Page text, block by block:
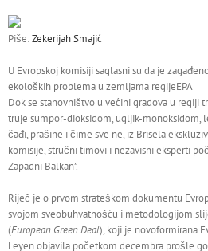
Piše:Zekerijah Smajić
U Evropskoj komisiji saglasni su da je
ekoloških problema u zemljama regijeEPA
Dok se stanovništvo u većini gradova u regiji
truje sumpor-dioksidom, ugljik-monoksidom,
čađi, prašine i čime sve ne, iz Brisela
komisije, stručni timovi i nezavisni eksperti
Zapadni Balkan”.
Riječ je o prvom strateškom dokumentu
svojom sveobuhvatnošću i metodologijom
(European Green Deal), koji je novoformirana
Leyen objavila početkom decembra prošle